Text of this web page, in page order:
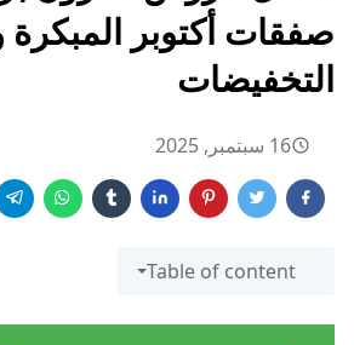
صفقات أكتوبر المبكرة
التخفيضات
16 سبتمبر, 2025
Table of content